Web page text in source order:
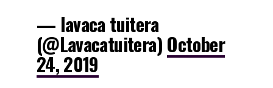
— lavaca tuitera
(@Lavacatuitera) October
24, 2019